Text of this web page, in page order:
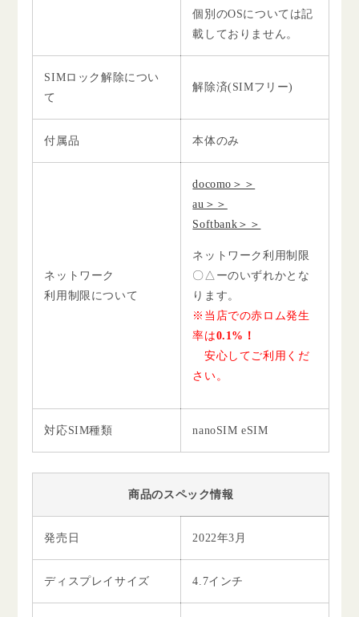
個別のOSについては記
載しておりません。
SIMロック解除につい
て
解除済(SIMフリー)
付属品 本体のみ
ネットワーク
利用制限について
docomo＞＞
au＞＞
Softbank＞＞
ネットワーク利用制限
〇△ーのいずれかとな
ります。
※当店での赤ロム発生
率は0.1%！
安心してご利用くだ
さい。
対応SIM種類 nanoSIM eSIM
商品のスペック情報
発売日 2022年3月
ディスプレイサイズ 4.7インチ